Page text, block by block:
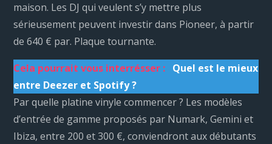
maison. Les DJ qui veulent s’y mettre plus
sérieusement peuvent investir dans Pioneer, à partir
de 640 € par. Plaque tournante.
Cela pourrait vous interrésser : Quel est le mieux
entre Deezer et Spotify ?
Par quelle platine vinyle commencer ? Les modèles
d’entrée de gamme proposés par Numark, Gemini et
Ibiza, entre 200 et 300 €, conviendront aux débutants